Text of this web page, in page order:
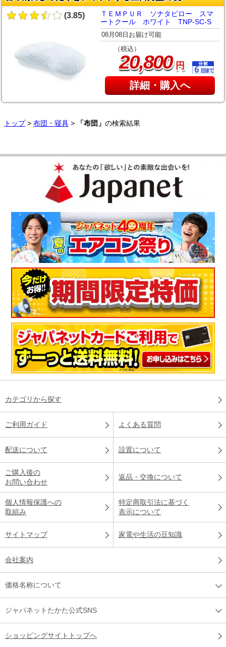
(3.85)
ＴＥＭＰＵＲ ソナタピロー スマ
ートクール ホワイト TNP-SC-S
08月08日お届け可能
（税込）
20,800円
詳細・購入へ
トップ> 布団・寝具 > 「布団」 の検索結果
カテゴリから探す
ご利用ガイド よくある質問
配送について 設置について
ご購入後の
お問い合わせ
返品・交換について
個人情報保護への
取組み
特定商取引法に基づく
表示について
サイトマップ 家電や生活の豆知識
会社案内
価格名称について
ジャパネットたかた公式SNS
ショッピングサイトトップへ